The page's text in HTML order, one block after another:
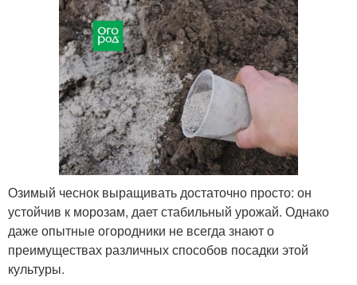
Озимый чеснок выращивать достаточно просто: он
устойчив к морозам, дает стабильный урожай. Однако
даже опытные огородники не всегда знают о
преимуществах различных способов посадки этой
культуры.